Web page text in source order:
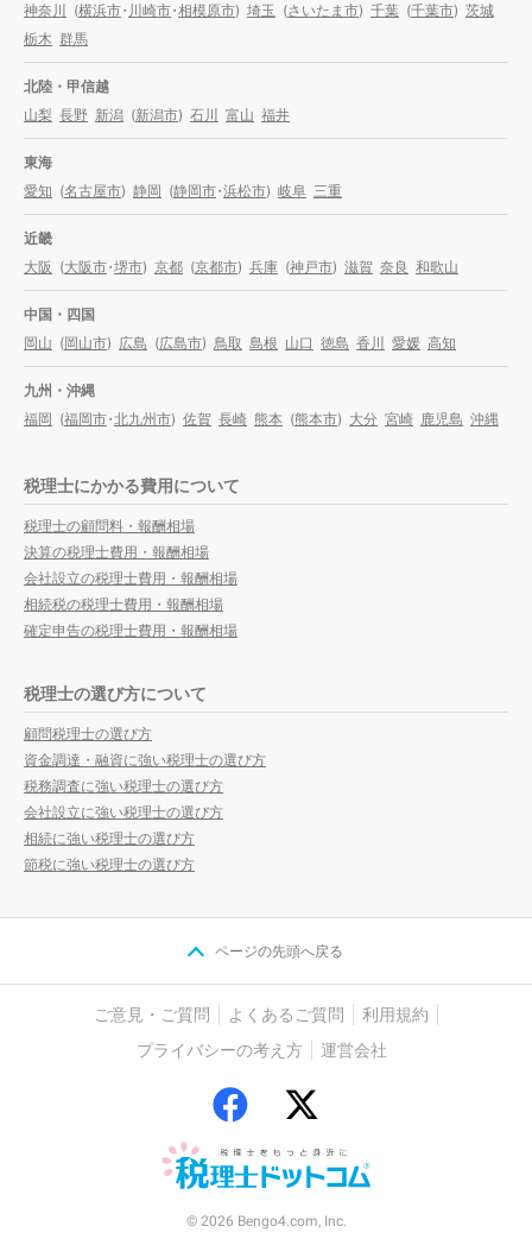
神奈川
(横浜市・川崎市・相模原市) 埼玉 (さいたま市) 千葉 (千葉市) 茨城
栃木 群馬
北陸・甲信越
山梨 長野 新潟 (新潟市) 石川 富山 福井
東海
愛知 (名古屋市) 静岡 (静岡市・浜松市) 岐阜 三重
近畿
大阪 (大阪市・堺市) 京都 (京都市) 兵庫 (神戸市) 滋賀 奈良 和歌山
中国・四国
岡山 (岡山市) 広島 (広島市) 鳥取 島根 山口 徳島 香川 愛媛 高知
九州・沖縄
福岡 (福岡市・北九州市) 佐賀 長崎 熊本 (熊本市) 大分 宮崎 鹿児島 沖縄
税理士にかかる費用について
税理士の顧問料・報酬相場
決算の税理士費用・報酬相場
会社設立の税理士費用・報酬相場
相続税の税理士費用・報酬相場
確定申告の税理士費用・報酬相場
税理士の選び方について
顧問税理士の選び方
資金調達・融資に強い税理士の選び方
税務調査に強い税理士の選び方
会社設立に強い税理士の選び方
相続に強い税理士の選び方
節税に強い税理士の選び方
ページの先頭へ戻る
ご意見・ご質問 よくあるご質問
利用規約
プライバシーの考え方
運営会社
© 2026 Bengo4.com, Inc.